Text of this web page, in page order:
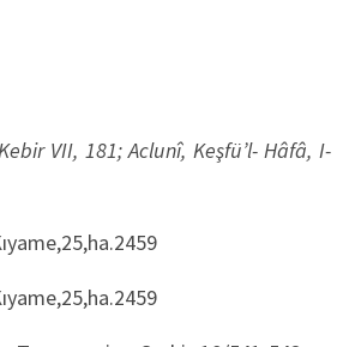
VII, 181; Aclunî, Keşfü’l- Hâfâ, I-